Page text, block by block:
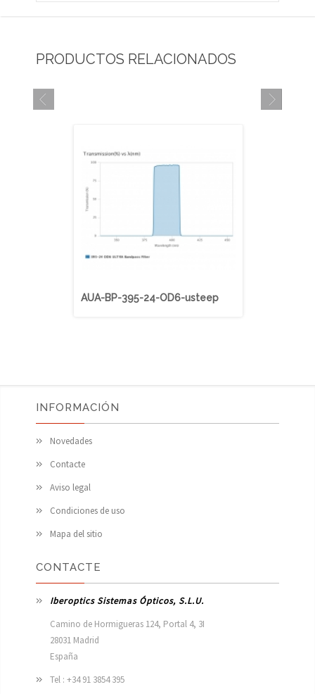
PRODUCTOS RELACIONADOS
AUA-BP-395-24-OD6-usteep
INFORMACIÓN
Novedades
Contacte
Aviso legal
Condiciones de uso
Mapa del sitio
CONTACTE
Iberoptics Sistemas Ópticos, S.L.U.
Camino de Hormigueras 124, Portal 4, 3I
28031 Madrid
España
Tel : +34 91 3854 395